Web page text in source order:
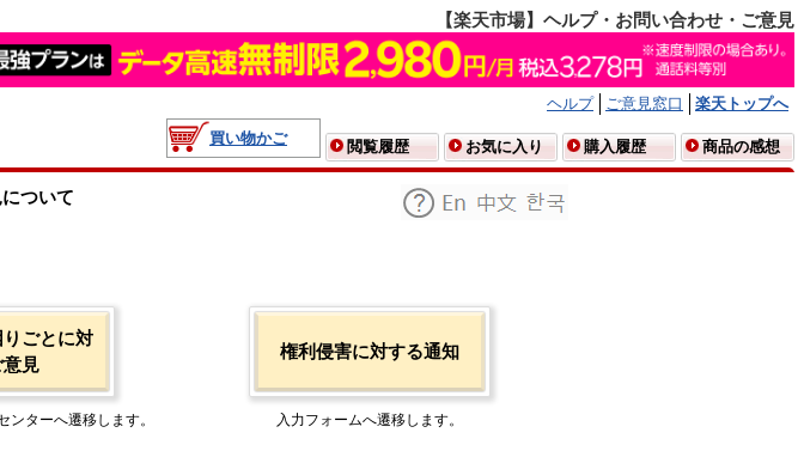
【楽天市場】ヘルプ・お問い合わせ・ご意見
ヘルプ ご意見窓口
楽天トップへ
買い物かご
閲覧履歴 お気に入り 購入履歴 商品の感想
ついて
ごとに対
見
ンターへ遷移します。
権利侵害に対する通知
入力フォームへ遷移します。